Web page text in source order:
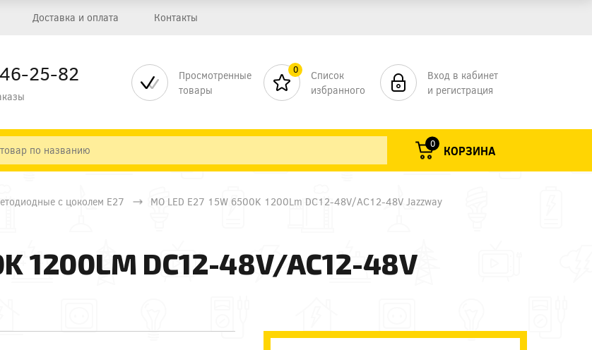
Доставка и оплата Контакты
46-25-82
Просмотренные
товары
0
Список
избранного
Вход в кабинет
и регистрация
0 КОРЗИНА
с цоколем Е27 МО LED E27 15W 6500K 1200Lm DC12-48V/AC12-48V Jazzway
1200LM DC12-48V/AC12-48V